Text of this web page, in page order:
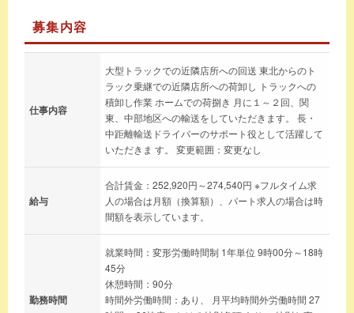
募集内容
仕事内容
大型トラックでの近隣店所への回送 東北からのト
ラック乗継での近隣店所への荷卸し トラックへの
積卸し作業 ホームでの荷捌き 月に１～２回、関
東、中部地区への輸送をしていただきます。 長・
中距離輸送ドライバーのサポート役として活躍して
いただきま す。 変更範囲：変更なし
給与
合計賃金：252,920円～274,540円 ※フルタイム求
人の場合は月額（換算額）、パート求人の場合は時
間額を表示しています。
勤務時間
就業時間：変形労働時間制 1年単位 9時00分～18時
45分
休憩時間：90分
時間外労働時間：あり、 月平均時間外労働時間 27